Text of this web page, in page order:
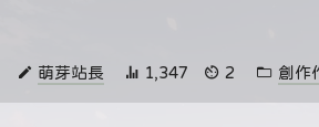
萌芽站長 1,347 2 創作